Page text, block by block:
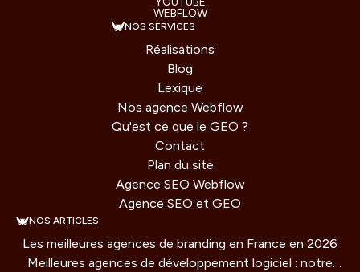
WEBFLOW
NOS SERVICES
Réalisations
Blog
Lexique
Nos agence Webflow
Qu'est ce que le GEO ?
Contact
Plan du site
Agence SEO Webflow
Agence SEO et GEO
NOS ARTICLES
Les meilleures agences de branding en France en 2026
Meilleures agences de développement logiciel : notre